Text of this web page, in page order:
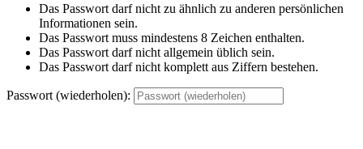
Das Passwort darf nicht zu ähnlich zu anderen persönlichen
Informationen sein.
Das Passwort muss mindestens 8 Zeichen enthalten.
Das Passwort darf nicht allgemein üblich sein.
Das Passwort darf nicht komplett aus Ziffern bestehen.
Passwort (wiederholen):